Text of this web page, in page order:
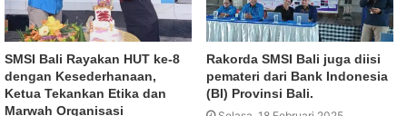
SMSI Bali Rayakan HUT ke-8
dengan Kesederhanaan,
Ketua Tekankan Etika dan
Marwah Organisasi
Rakorda SMSI Bali juga diisi
pemateri dari Bank Indonesia
(BI) Provinsi Bali.